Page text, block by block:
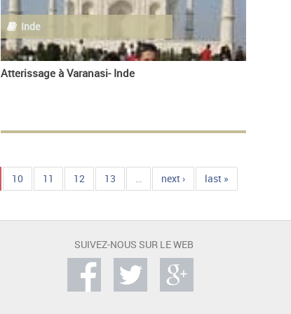
Inde
Atterissage à Varanasi- Inde
10 11 12 13 … next › last »
SUIVEZ-NOUS SUR LE WEB